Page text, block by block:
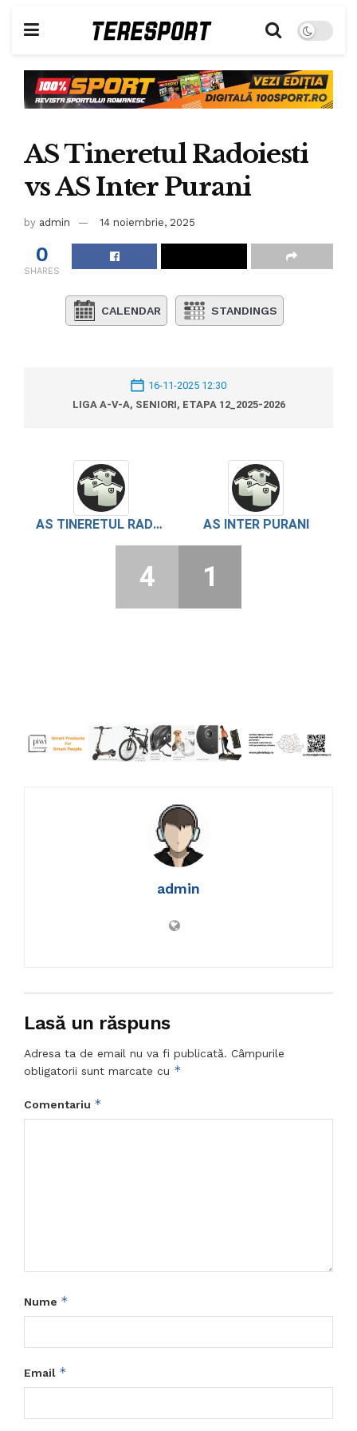
AS Tineretul Radoiesti
vs AS Inter Purani
by admin 14 noiembrie, 2025
0
SHARES
CALENDAR STANDINGS
16-11-2025 12:30
LIGA A-V-A, SENIORI, ETAPA 12_2025-2026
AS TINERETUL RADOIESTI AS INTER PURANI
4 1
admin
Lasă un răspuns
Adresa ta de email nu va fi publicată. Câmpurile
obligatorii sunt marcate cu *
Comentariu *
Nume *
Email *